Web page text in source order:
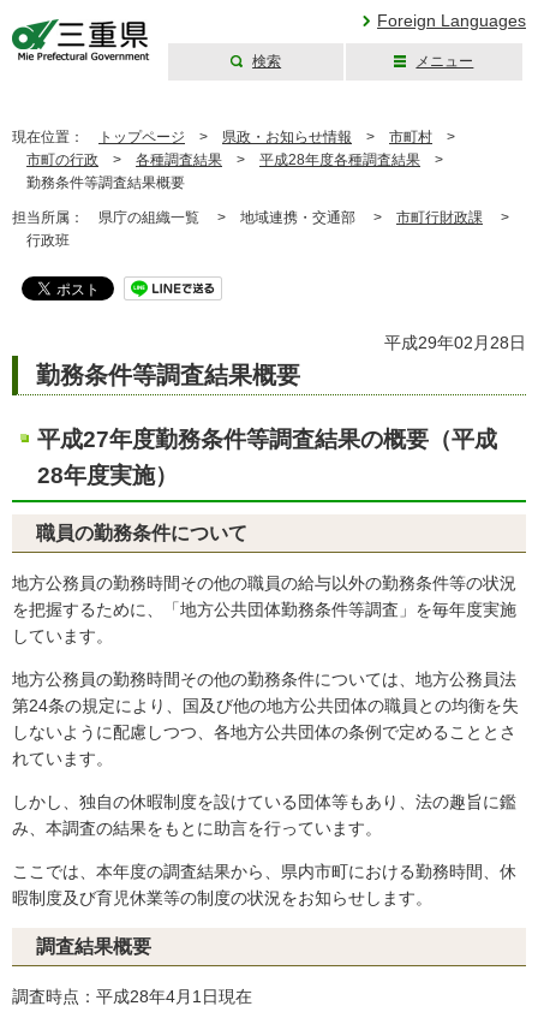
Foreign Languages
検索 メニュー
現在位置： トップページ > 県政・お知らせ情報 > 市町村 >
市町の行政 > 各種調査結果 > 平成28年度各種調査結果 >
勤務条件等調査結果概要
担当所属： 県庁の組織一覧 > 地域連携・交通部 > 市町行財政課 >
行政班
平成29年02月28日
勤務条件等調査結果概要
平成27年度勤務条件等調査結果の概要（平成
28年度実施）
職員の勤務条件について
地方公務員の勤務時間その他の職員の給与以外の勤務条件等の状況
を把握するために、「地方公共団体勤務条件等調査」を毎年度実施
しています。
地方公務員の勤務時間その他の勤務条件については、地方公務員法
第24条の規定により、国及び他の地方公共団体の職員との均衡を失
しないように配慮しつつ、各地方公共団体の条例で定めることとさ
れています。
しかし、独自の休暇制度を設けている団体等もあり、法の趣旨に鑑
み、本調査の結果をもとに助言を行っています。
ここでは、本年度の調査結果から、県内市町における勤務時間、休
暇制度及び育児休業等の制度の状況をお知らせします。
調査結果概要
調査時点：平成28年4月1日現在